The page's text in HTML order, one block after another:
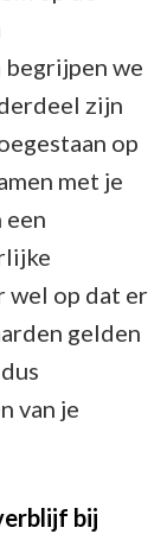
we
zijn
op
met je
wel op dat er
gelden
van je
bij